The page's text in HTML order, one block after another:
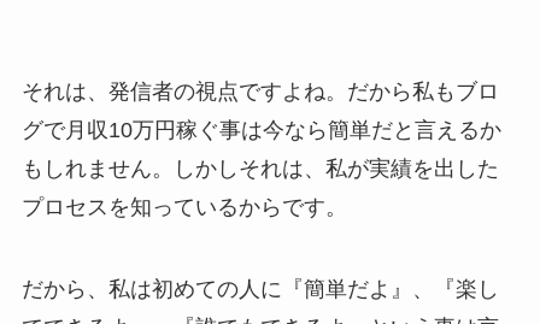
それは、発信者の視点ですよね。だから私もブロ
グで月収10万円稼ぐ事は今なら簡単だと言えるか
もしれません。しかしそれは、私が実績を出した
プロセスを知っているからです。
だから、私は初めての人に『簡単だよ』、『楽し